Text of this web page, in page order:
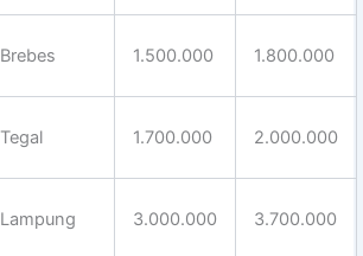
Brebes 1.500.000 1.800.000
Tegal 1.700.000 2.000.000
Lampung 3.000.000 3.700.000